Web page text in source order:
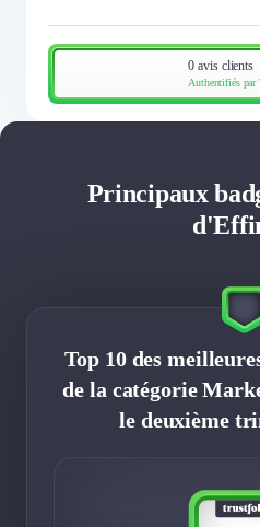
0 avis clients
Authentifiés
Principaux
Top 10 des
de la catégorie
le deuxième